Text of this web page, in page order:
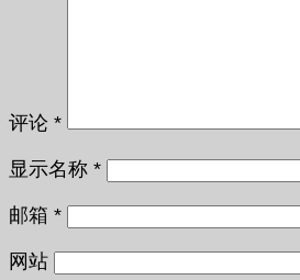
评论 *
显示名称 *
邮箱 *
网站